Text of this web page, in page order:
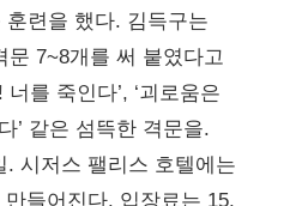
련을 했다. 김득구는
7~8개를 써 붙였다고
너를 죽인다’, ‘괴로움은
’ 같은 섬뜩한 격문을.
. 시저스 팰리스 호텔에는
들어진다. 입장료는 15,